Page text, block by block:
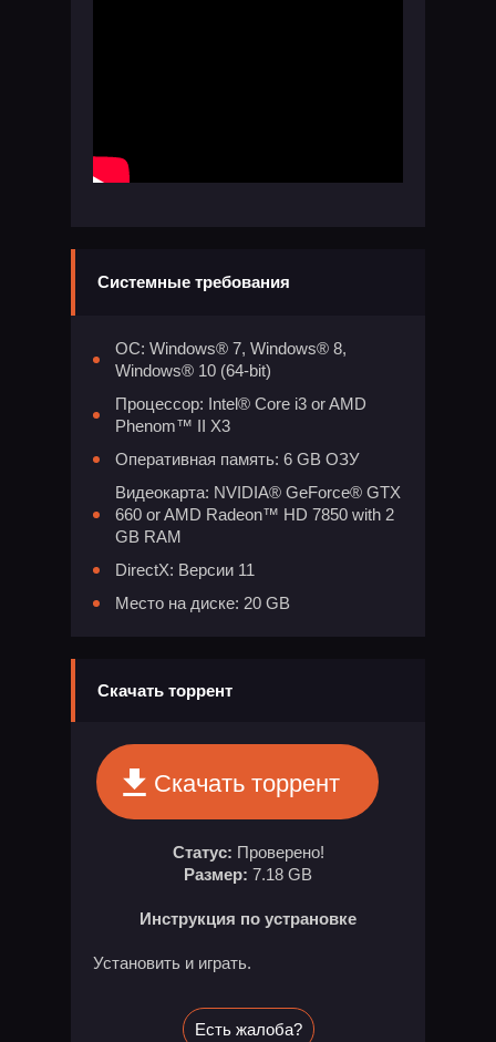
Системные требования
ОС: Windows® 7, Windows® 8,
Windows® 10 (64-bit)
Процессор: Intel® Core i3 or AMD
Phenom™ II X3
Оперативная память: 6 GB ОЗУ
Видеокарта: NVIDIA® GeForce® GTX
660 or AMD Radeon™ HD 7850 with 2
GB RAM
DirectX: Версии 11
Место на диске: 20 GB
Скачать торрент
Скачать торрент
Статус: Проверено!
Размер: 7.18 GB
Инструкция по устрановке
Установить и играть.
Есть жалоба?